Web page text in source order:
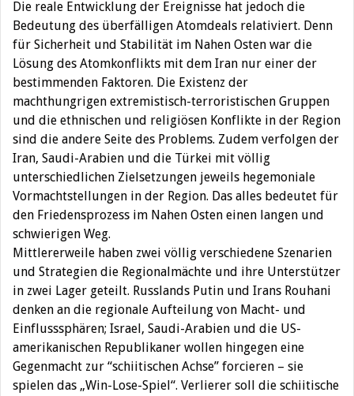
Die reale Entwicklung der Ereignisse hat jedoch die
Bedeutung des überfälligen Atomdeals relativiert. Denn
für Sicherheit und Stabilität im Nahen Osten war die
Lösung des Atomkonflikts mit dem Iran nur einer der
bestimmenden Faktoren. Die Existenz der
machthungrigen extremistisch-terroristischen Gruppen
und die ethnischen und religiösen Konflikte in der Region
sind die andere Seite des Problems. Zudem verfolgen der
Iran, Saudi-Arabien und die Türkei mit völlig
unterschiedlichen Zielsetzungen jeweils hegemoniale
Vormachtstellungen in der Region. Das alles bedeutet für
den Friedensprozess im Nahen Osten einen langen und
schwierigen Weg.
Mittlererweile haben zwei völlig verschiedene Szenarien
und Strategien die Regionalmächte und ihre Unterstützer
in zwei Lager geteilt. Russlands Putin und Irans Rouhani
denken an die regionale Aufteilung von Macht- und
Einflusssphären; Israel, Saudi-Arabien und die US-
amerikanischen Republikaner wollen hingegen eine
Gegenmacht zur “schiitischen Achse” forcieren – sie
spielen das „Win-Lose-Spiel“. Verlierer soll die schiitische